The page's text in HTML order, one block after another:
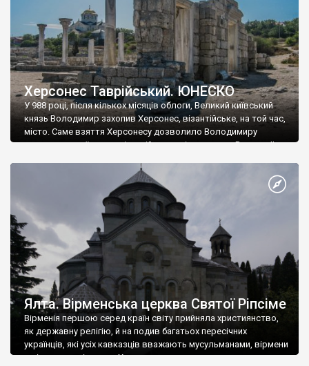
Херсонес Таврійський. ЮНЕСКО
У 988 році, після кількох місяців облоги, Великий київський
князь Володимир захопив Херсонес, візантійське, на той час,
місто. Саме взяття Херсонесу дозволило Володимиру
диктувати свої умови візантійському імператору Василю ІІ, та
Херсонесі Володимир-язичник, став Василем-християнином.
А потім було Хрещення Русі. На честь Херсонесу Таврійського
Ялта. Вірменська церква Святої Ріпсіме
Вірменія першою серед країн світу прийняла християнство,
як державну релігію, й на подив багатьох пересічних
українців, які усіх кавказців вважають мусульманами, вірмени
є відданими вірянами Христа